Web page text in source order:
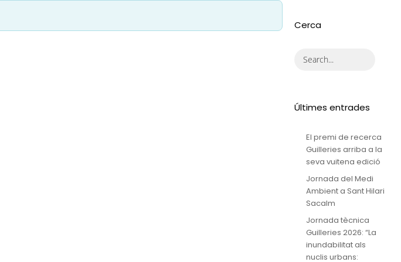
Cerca
Últimes entrades
El premi de recerca
Guilleries arriba a la
seva vuitena edició
Jornada del Medi
Ambient a Sant Hilari
Sacalm
Jornada tècnica
Guilleries 2026: “La
inundabilitat als
nuclis urbans: